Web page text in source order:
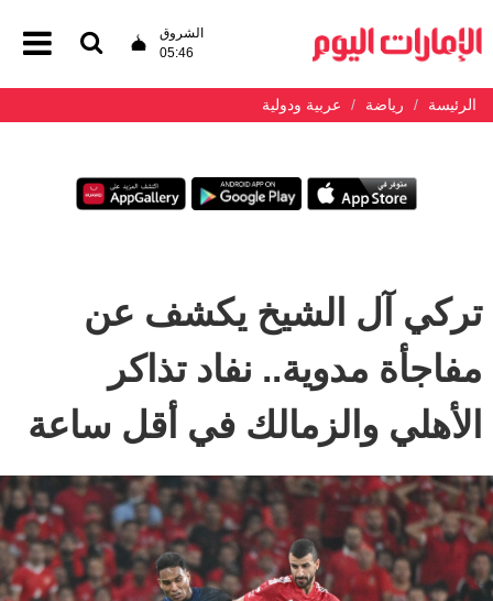
الشروق
05:46
الرئيسة رياضة عربية ودولية
تركي آل الشيخ يكشف عن
مفاجأة مدوية.. نفاد تذاكر
الأهلي والزمالك في أقل ساعة